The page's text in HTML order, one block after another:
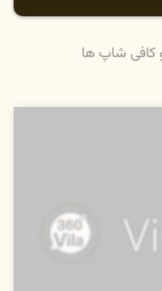
شاپ ها